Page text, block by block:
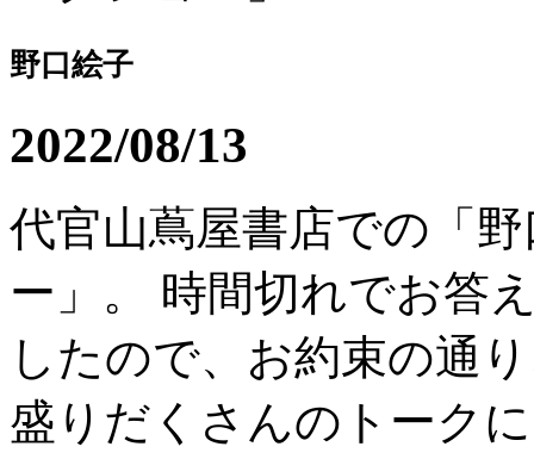
野口絵子
2022/08/13
代官山蔦屋書店での「
ー」。 時間切れでお答
したので、お約束の通
盛りだくさんのトーク